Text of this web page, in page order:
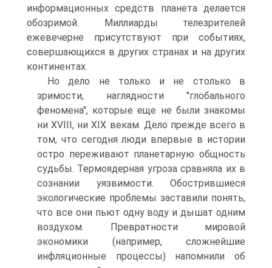
информационных средств планета делается
обозримой. Миллиарды телезрителей
ежевечерне присутствуют при событиях,
совершающихся в других странах и на других
континентах.
Но дело не только и не столько в
зримости, наглядности "глобального
феномена", которые еще не были знакомы
ни XVIII, ни XIX векам. Дело прежде всего в
том, что сегодня люди впервые в истории
остро переживают планетарную общность
судьбы. Термоядерная угроза сравняла их в
сознании уязвимости. Обострившиеся
экологические проблемы заставили понять,
что все они пьют одну воду и дышат одним
воздухом. Превратности мировой
экономики (например, сложнейшие
инфляционные процессы) напомнили об